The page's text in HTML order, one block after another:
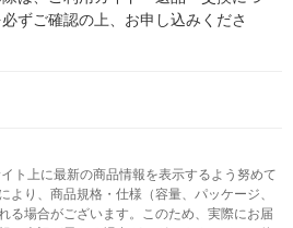
ずご確認の上、お申し込みくださ
ト上に最新の商品情報を表示するよう努めて
より、商品規格・仕様（容量、パッケージ、
る場合がございます。このため、実際にお届